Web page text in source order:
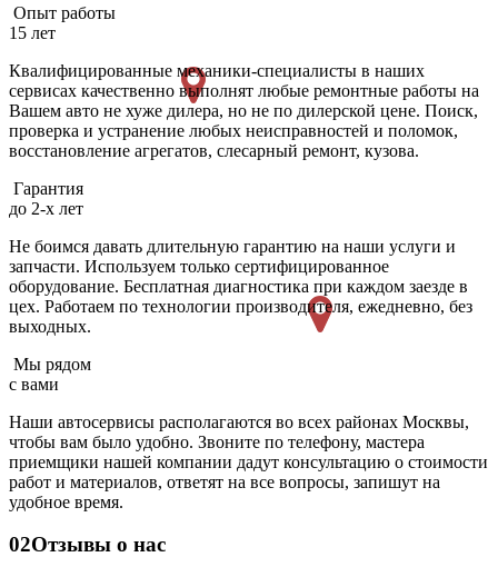
Опыт работы
15 лет
Квалифицированные механики-специалисты в наших
сервисах качественно выполнят любые ремонтные работы на
Вашем авто не хуже дилера, но не по дилерской цене. Поиск,
проверка и устранение любых неисправностей и поломок,
восстановление агрегатов, слесарный ремонт, кузова.
Гарантия
до 2-х лет
Не боимся давать длительную гарантию на наши услуги и
запчасти. Используем только сертифицированное
оборудование. Бесплатная диагностика при каждом заезде в
цех. Работаем по технологии производителя, ежедневно, без
выходных.
Мы рядом
с вами
Наши автосервисы располагаются во всех районах Москвы,
чтобы вам было удобно. Звоните по телефону, мастера
приемщики нашей компании дадут консультацию о стоимости
работ и материалов, ответят на все вопросы, запишут на
удобное время.
02Отзывы о нас